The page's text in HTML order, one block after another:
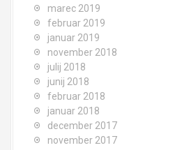
marec 2019
februar 2019
januar 2019
november 2018
julij 2018
junij 2018
februar 2018
januar 2018
december 2017
november 2017